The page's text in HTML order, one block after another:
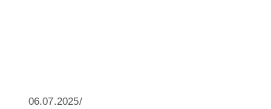
06.07.2025/